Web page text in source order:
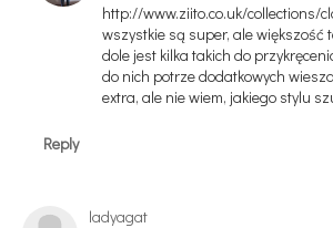
http://www.ziito.co.uk/collections/
wszystkie są super, ale większość
dole jest kilka takich do
do nich potrze dodatkowych
extra, ale nie wiem, jakiego stylu
Reply
ladyagat